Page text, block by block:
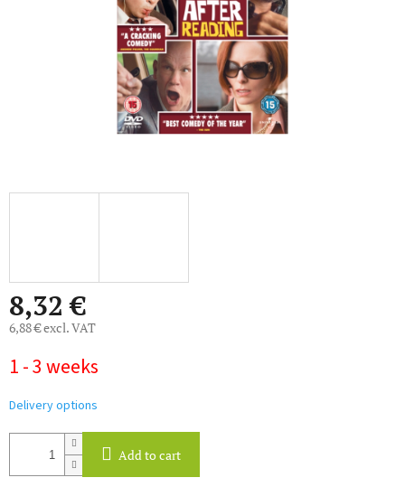
8,32 €
6,88 € excl. VAT
price:
1 - 3 weeks
Delivery options
Add to cart